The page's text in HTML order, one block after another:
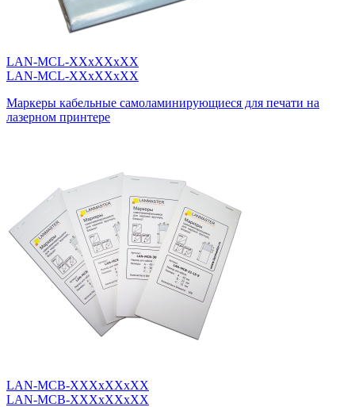
LAN-MCL-XXxXXxXX
LAN-MCL-XXxXXxXX
Маркеры кабельные самоламинирующиеся для печати на
лазерном принтере
LAN-MCB-XXXxXXxXX
LAN-MCB-XXXxXXxXX